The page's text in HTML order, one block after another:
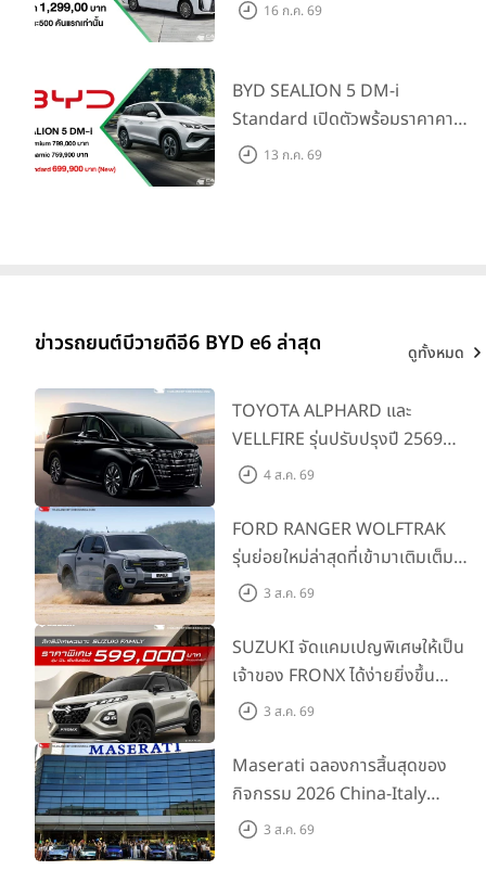
16 ก.ค. 69
BYD SEALION 5 DM-i
Standard เปิดตัวพร้อมราคาคาด
การณ์ 699,900 บาท รุ่นย่อย
13 ก.ค. 69
ข่าวรถยนต์บีวายดีอี6 BYD e6 ล่าสุด ดูทั้งหมด
TOYOTA ALPHARD และ
VELLFIRE รุ่นปรับปรุงปี 2569
พร้อมรุ่นย่อยใหม่ HEV SMART
4 ส.ค. 69
FORD RANGER WOLFTRAK
รุ่นย่อยใหม่ล่าสุดที่เข้ามาเติมเต็ม
ไลน์อัป พร้อมตอบโจทย์ทุกการ
ด้วยราคาพิเศษเริ่มต้นที่ 9.49 แสน
บาท
3 ส.ค. 69
SUZUKI จัดแคมเปญพิเศษให้เป็น
เจ้าของ FRONX ได้ง่ายยิ่งขึ้น
สำหรับรุ่น GL ราคาพิเศษเริ่มต้น
พร้อมข้อเสนอสุดคุ้ม
3 ส.ค. 69
Maserati ฉลองการสิ้นสุดของ
กิจกรรม 2026 China-Italy
Grand Tour ณ สำนักงานใหญ่
3 ส.ค. 69